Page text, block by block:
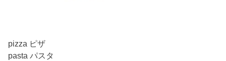
pizza ピザ
pasta パスタ